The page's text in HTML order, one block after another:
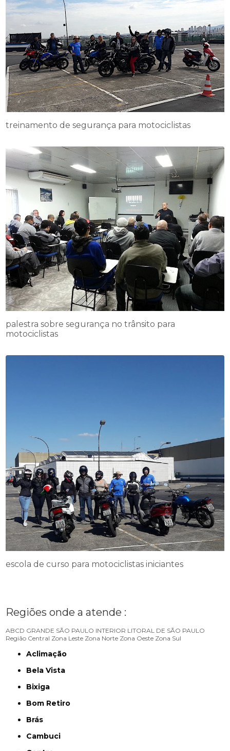
treinamento de segurança para motociclistas
palestra sobre segurança no trânsito para
motociclistas
escola de curso para motociclistas iniciantes
Regiões onde a atende :
ABCD GRANDE SÃO PAULO INTERIOR LITORAL DE SÃO PAULO
Região Central Zona Leste Zona Norte Zona Oeste Zona Sul
Aclimação
Bela Vista
Bixiga
Bom Retiro
Brás
Cambuci